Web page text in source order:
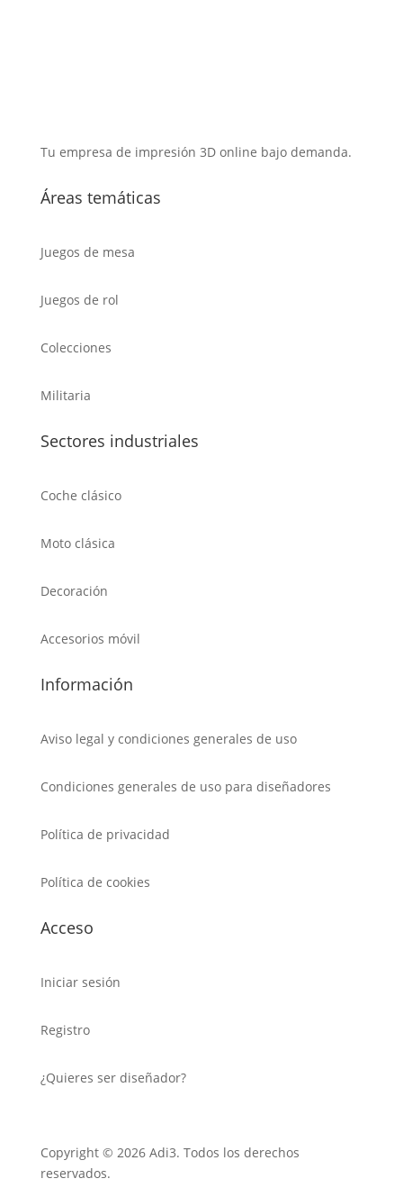
Tu empresa de impresión 3D online bajo demanda.
Áreas temáticas
Juegos de mesa
Juegos de rol
Colecciones
Militaria
Sectores industriales
Coche clásico
Moto clásica
Decoración
Accesorios móvil
Información
Aviso legal y condiciones generales de uso
Condiciones generales de uso para diseñadores
Política de privacidad
Política de cookies
Acceso
Iniciar sesión
Registro
¿Quieres ser diseñador?
Copyright © 2026 Adi3. Todos los derechos
reservados.